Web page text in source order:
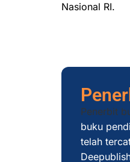
Nasional RI.
Penerbit
buku
telah